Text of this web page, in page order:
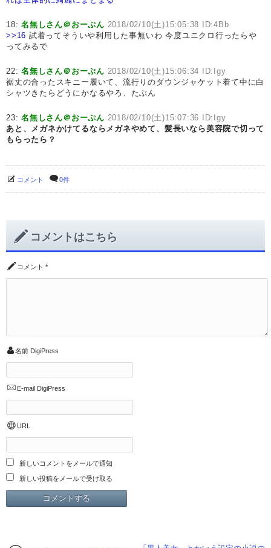
18:名無しさん＠おーぷん 2018/02/10(土)15:05:38 ID:4Bb
>>16 試着ってそういや利用した事無いわ 今度ユニクロ行ったらや
ってみるで
22:名無しさん＠おーぷん 2018/02/10(土)15:06:34 ID:Igy
裾丈の合ったスキニー履いて、流行りのダウンジャケット着て中に白
シャツきたらどうにかなるやろ、たぶん
23:名無しさん＠おーぷん 2018/02/10(土)15:07:36 ID:Igy
あと、メガネかけてるならメガネやめて、髪長いなら美容院で切って
もらったら？
コメント 0件
コメントはこちら
コメント *
名前 DigiPress
E-mail DigiPress
URL
新しいコメントをメールで通知
新しい投稿をメールで受け取る